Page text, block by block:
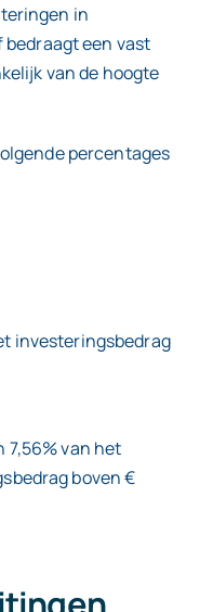
in
een vast
van de hoogte
percentages
investeringsbedrag
7,56% van het
boven €